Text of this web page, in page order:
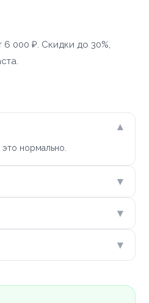
000 ₽. Скидки до 30%,
▾
нормально.
▾
▾
▾